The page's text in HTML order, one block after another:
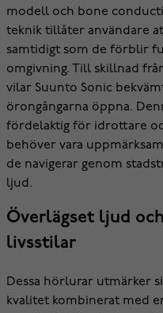
modell och bone
teknik tillåter användare
samtidigt som de förblir
omgivning. Till skillnad
vilar Suunto Sonic
örongångarna öppna.
fördelaktig för idrottare
behöver vara
de navigerar genom
ljud.
Överlägset ljud
livsstilar
Dessa hörlurar utmärker
kvalitet kombinerat med